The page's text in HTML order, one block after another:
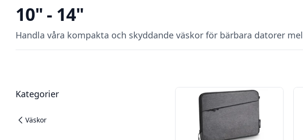
10" - 14"
Handla våra kompakta och skyddande väskor för bärbara datorer
Filter
Kategorier
Väskor
Produkter